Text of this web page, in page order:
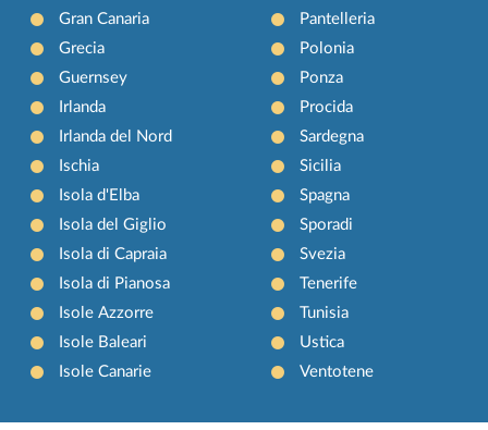
Gran Canaria
Grecia
Guernsey
Irlanda
Irlanda del Nord
Ischia
Isola d'Elba
Isola del Giglio
Isola di Capraia
Isola di Pianosa
Isole Azzorre
Isole Baleari
Isole Canarie
Pantelleria
Polonia
Ponza
Procida
Sardegna
Sicilia
Spagna
Sporadi
Svezia
Tenerife
Tunisia
Ustica
Ventotene